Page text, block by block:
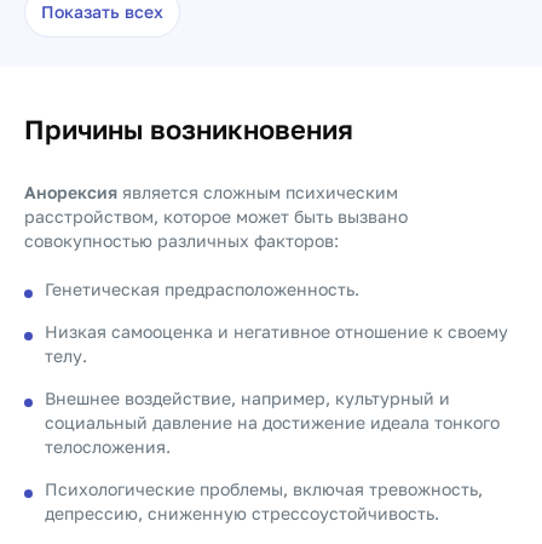
Показать всех
Причины возникновения
Анорексия является сложным психическим
расстройством, которое может быть вызвано
совокупностью различных факторов:
Генетическая предрасположенность.
Низкая самооценка и негативное отношение к своему
телу.
Внешнее воздействие, например, культурный и
социальный давление на достижение идеала тонкого
телосложения.
Психологические проблемы, включая тревожность,
депрессию, сниженную стрессоустойчивость.